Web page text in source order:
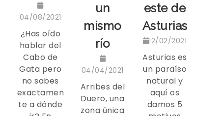
04/08/2021
¿Has oído
hablar del
Cabo de
Gata pero
no sabes
exactamen
te a dónde
un
mismo
río
04/04/2021
Arribes del
Duero, una
zona única
este de
Asturias
12/02/2021
Asturias es
un paraíso
natural y
aquí os
damos 5